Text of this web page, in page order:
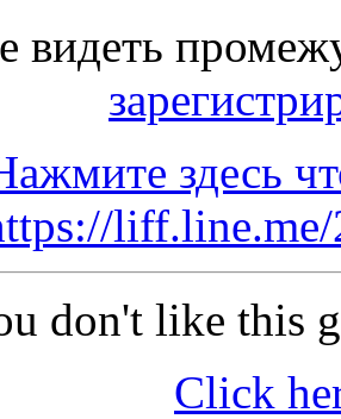
видеть
здесь
don't like this
Click